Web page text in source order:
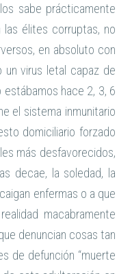
sabe prácticamente
élites corruptas, no
en absoluto con
un virus letal capaz de
estábamos hace 2, 3, 6
el sistema inmunitario
domiciliario forzado
más desfavorecidos,
decae, la soledad, la
enfermas o a que
macabramente
denuncian cosas tan
de defunción “muerte